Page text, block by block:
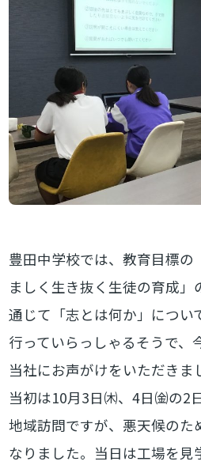
豊田中学校では、教育目標の
ましく生き抜く生徒の育成
通じて「志とは何か」につい
行っていらっしゃるそうで、
当社にお声がけをいただきま
当初は10月3日㈭、4日㈮の2
地域訪問ですが、悪天候のた
なりました。当日は工場を見